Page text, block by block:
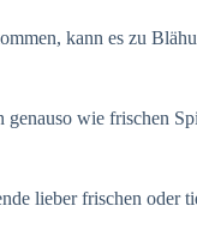
kann es zu
wie frischen
lieber frischen oder